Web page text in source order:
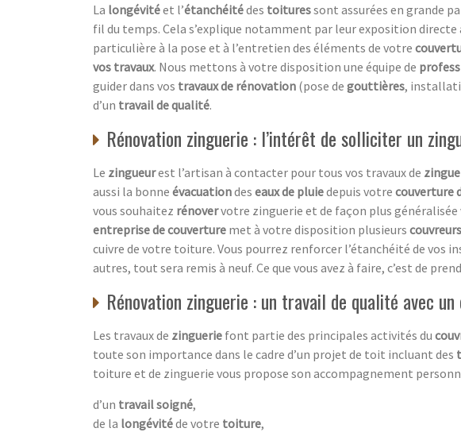
La longévitéet l’étanchéitédes toituressont assurées en grande
fil du temps. Cela s’explique notamment par leur exposition directe
particulière à la pose et à l’entretien des éléments de votre
vos travaux. Nous mettons à votre disposition une équipe de
guider dans vos travaux de rénovation (pose de gouttières,
d’un travail de qualité.
Rénovation zinguerie : l’intérêt de solliciter un
Le zingueurest l’artisan à contacter pour tous vos travaux de
aussi la bonne évacuationdes eaux de pluiedepuis votre couverture
vous souhaitez rénovervotre zinguerie et de façon plus généralisée
entreprise de couverture met à votre disposition plusieurs
cuivre de votre toiture. Vous pourrez renforcer l’étanchéité de vos
autres, tout sera remis à neuf. Ce que vous avez à faire, c’est de
Rénovation zinguerie : un travail de qualité avec
Les travaux de zinguerie font partie des principales activités du
toute son importance dans le cadre d’un projet de toit incluant des
toiture et de zinguerie vous propose son accompagnement
d’un travail soigné,
de la longévitéde votre toiture,